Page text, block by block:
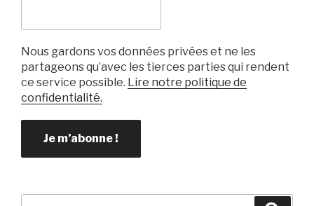
Nous gardons vos données privées et ne les
partageons qu’avec les tierces parties qui rendent
ce service possible. Lire notre politique de
confidentialité.